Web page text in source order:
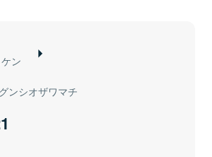
ン
ンシオザワマチ